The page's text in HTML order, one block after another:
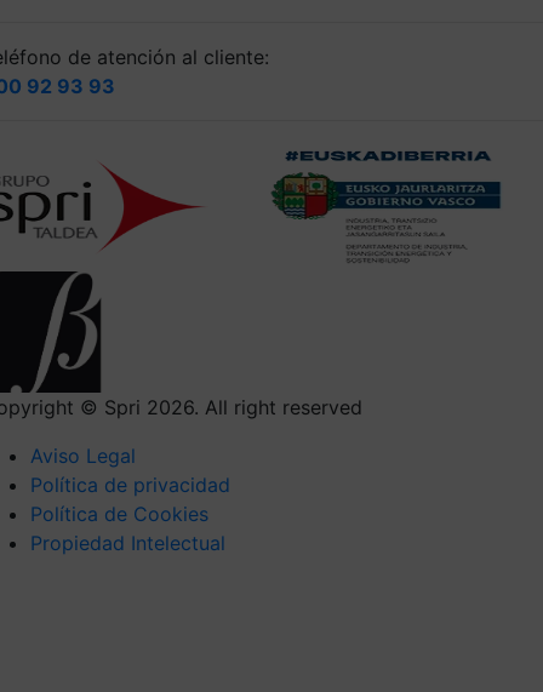
de atención al cliente:
92 93 93
© Spri 2026. All right reserved
Aviso Legal
Política de privacidad
Política de Cookies
Propiedad Intelectual